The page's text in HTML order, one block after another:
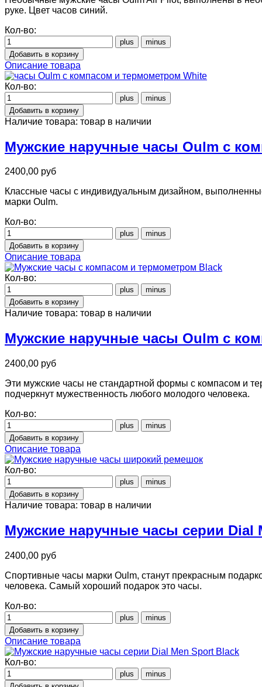
руке. Цвет часов синий.
Кол-во:
Описание товара
Кол-во:
Наличие товара: товар в наличии
Мужские наручные часы Oulm с
2400,00 руб
Классные часы с индивидуальным дизайном,
марки Oulm.
Кол-во:
Описание товара
Кол-во:
Наличие товара: товар в наличии
Мужские наручные часы Oulm с
2400,00 руб
Эти мужские часы не стандартной формы с компасом и
подчеркнут мужественность любого молодого человека.
Кол-во:
Описание товара
Кол-во:
Наличие товара: товар в наличии
Мужские наручные часы серии Dial
2400,00 руб
Спортивные часы марки Oulm, станут прекрасным
человека. Самый хороший подарок это часы.
Кол-во:
Описание товара
Кол-во: